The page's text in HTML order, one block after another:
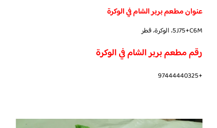
عنوان مطعم بربر الشام في الوكرة
5J75+C6M، الوكرة، قطر
رقم مطعم بربر الشام في الوكرة
+97444440325